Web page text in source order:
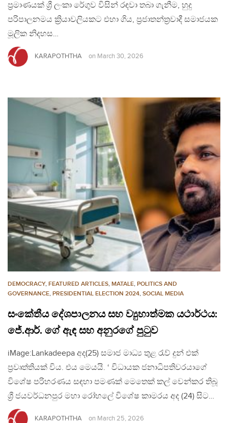
ප්‍රමාණයක් ශ්‍රී ලංකා රේගුව විසින් රඳවා තබා ගැනීම, හුදු
පරිපාලනමය ක්‍රියාවලියකට එහා ගිය, ප්‍රජාතන්ත්‍රවාදී සමාජයක
මූලික නිදහස…
KARAPOTHTHA on March 30, 2026
DEMOCRACY, FEATURED ARTICLES, MATALE, POLITICS AND
GOVERNANCE, PRESIDENTIAL ELECTION 2024, SOCIAL MEDIA
සංකේතීය දේශපාලනය සහ ව්‍යුහාත්මක යථාර්ථය:
ජේ.ආර්. ගේ ඇඳ සහ අනුරගේ පුටුව
iMage:Lankadeepa අද(25) සමාජ මාධ්‍ය තුළ රැව් දුන් එක්
ප්‍රවෘත්තියක් විය. එය මෙයයි. ‘ විධායක ජනාධිපතිවරයාගේ
විශේෂ පරිහරණය සඳහා පමණක් මෙතෙක් කල් වෙන්කර තිබූ
ශ්‍රී ජයවර්ධනපුර මහා රෝහලේ විශේෂ කාමරය අද (24) සිට…
KARAPOTHTHA on March 25, 2026